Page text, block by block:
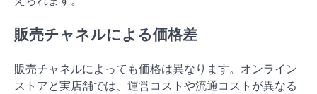
販売チャネルによる価格差
販売チャネルによっても価格は異なります。オンライン
ストアと実店舗では、運営コストや流通コストが異なる